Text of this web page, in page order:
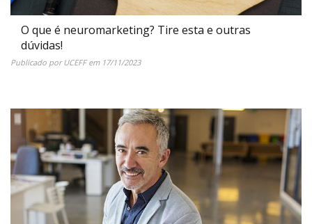
O que é neuromarketing? Tire esta e outras
dúvidas!
Publicado porUCEFFem 17/11/2023